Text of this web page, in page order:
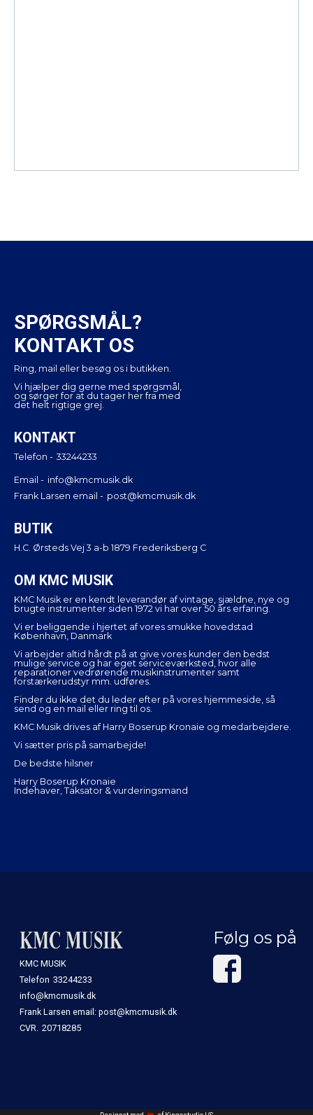
SPØRGSMÅL?
KONTAKT OS
Ring, mail eller besøg os i butikken.
Vi hjælper dig gerne med spørgsmål,
og sørger for at du tager her fra med
det helt rigtige grej.
KONTAKT
Telefon - 33244233
Email - info@kmcmusik.dk
Frank Larsen email - post@kmcmusik.dk
BUTIK
H.C. Ørsteds Vej 3 a-b 1879 Frederiksberg C
OM KMC MUSIK
KMC Musik er en kendt leverandør af vintage, sjældne, nye og
brugte instrumenter siden 1972 vi har over 50 års erfaring.
Vi er beliggende i hjertet af vores smukke hovedstad
København, Danmark
Vi arbejder altid hårdt på at give vores kunder den bedst
mulige service og har eget serviceværksted, hvor alle
reparationer vedrørende musikinstrumenter samt
forstærkerudstyr mm. udføres.
Finder du ikke det du leder efter på vores hjemmeside, så
send og en mail eller ring til os.
KMC Musik drives af Harry Boserup Kronaie og medarbejdere.
Vi sætter pris på samarbejde!
De bedste hilsner
Harry Boserup Kronaie
Indehaver, Taksator & vurderingsmand
KMC MUSIK
Telefon 33244233
info@kmcmusik.dk
Frank Larsen email: post@kmcmusik.dk
CVR. 20718285
Følg os på